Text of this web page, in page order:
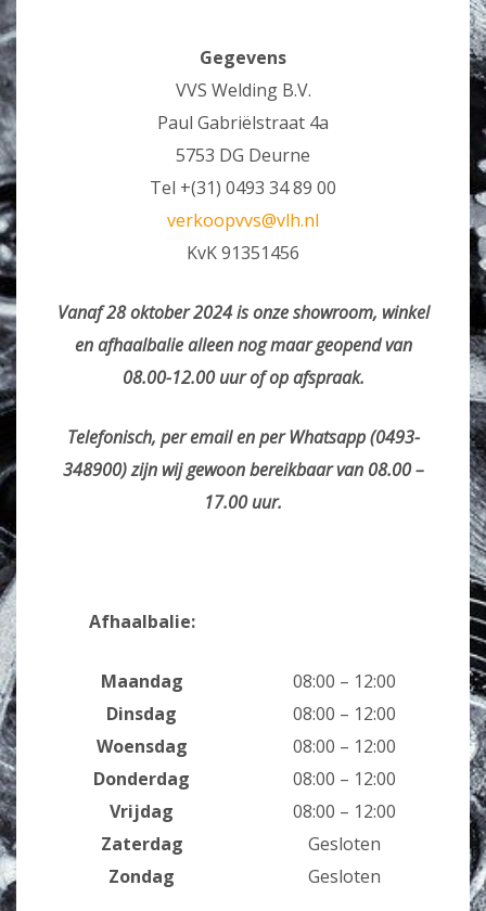
Gegevens
VVS Welding B.V.
Paul Gabriëlstraat 4a
5753 DG Deurne
Tel +(31) 0493 34 89 00
verkoopvvs@vlh.nl
KvK 91351456
Vanaf 28 oktober 2024 is onze showroom, winkel
en afhaalbalie alleen nog maar geopend van
08.00-12.00 uur of op afspraak.
Telefonisch, per email en per Whatsapp (0493-
348900) zijn wij gewoon bereikbaar van 08.00 –
17.00 uur.
Afhaalbalie:
Maandag
Dinsdag
Woensdag
Donderdag
Vrijdag
Zaterdag
Zondag
08:00 – 12:00
08:00 – 12:00
08:00 – 12:00
08:00 – 12:00
08:00 – 12:00
Gesloten
Gesloten